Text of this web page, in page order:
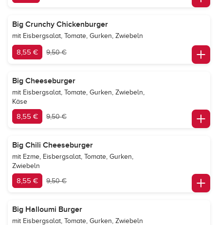
Big Crunchy Chickenburger
mit Eisbergsalat, Tomate, Gurken, Zwiebeln
8,55 € 9,50 €
Big Cheeseburger
mit Eisbergsalat, Tomate, Gurken, Zwiebeln,
Käse
8,55 € 9,50 €
Big Chili Cheeseburger
mit Ezme, Eisbergsalat, Tomate, Gurken,
Zwiebeln
8,55 € 9,50 €
Big Halloumi Burger
mit Eisbergsalat, Tomate, Gurken, Zwiebeln